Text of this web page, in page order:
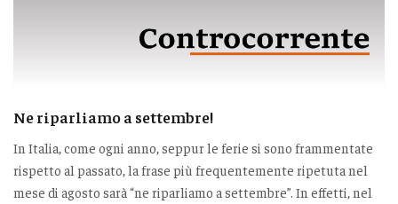
Ne riparliamo a settembre!
In Italia, come ogni anno, seppur le ferie si sono frammentate
rispetto al passato, la frase più frequentemente ripetuta nel
mese di agosto sarà “ne riparliamo a settembre”. In effetti, nel